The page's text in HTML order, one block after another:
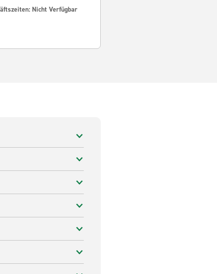
Nicht Verfügbar